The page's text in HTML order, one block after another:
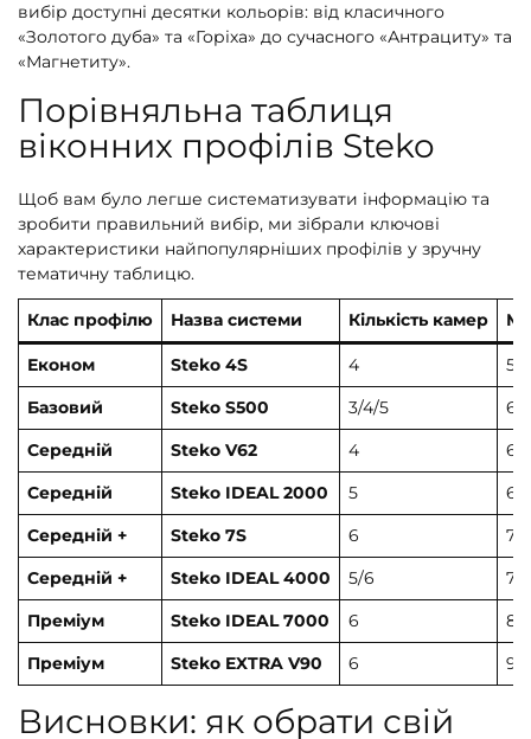
вибір доступні десятки кольорів: від класичного
«Золотого дуба» та «Горіха» до сучасного «Антрациту» та
«Магнетиту».
Порівняльна таблиця
віконних профілів Steko
Щоб вам було легше систематизувати інформацію та
зробити правильний вибір, ми зібрали ключові
характеристики найпопулярніших профілів у зручну
тематичну таблицю.
Клас профілю Назва системи Кількість камер
Економ Steko 4S 4
Базовий
Steko S500 3/4/5
Середній
Steko V62 4
Середній
Steko IDEAL 2000 5
Середній +
Steko 7S 6
71
Середній +
Steko IDEAL 4000 5/6
Преміум
Steko IDEAL 7000 6
Преміум
Steko EXTRA V90 6
Висновки: як обрати свій